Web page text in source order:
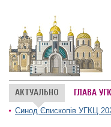
АКТУАЛЬНО ГЛАВА
Синод Єпископів УГКЦ